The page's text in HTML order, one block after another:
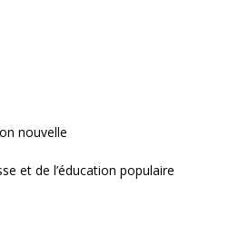
nouvelle
et de l’éducation populaire